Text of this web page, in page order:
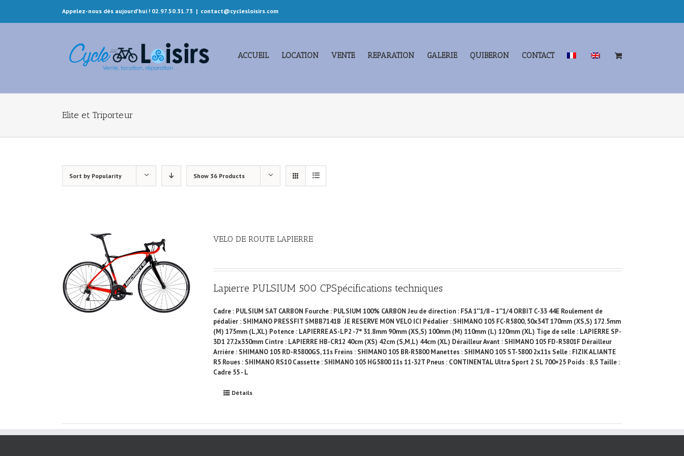
Appelez-nous dès aujourd'hui ! 02.97.50.31.73 | contact@cyclesloisirs.com
ACCUEIL LOCATION VENTE REPARATION GALERIE QUIBERON CONTACT
Elite et Triporteur
Sort by Popularity Show 36 Products
VELO DE ROUTE LAPIERRE
Lapierre PULSIUM 500 CPSpécifications techniques
Cadre : PULSIUM SAT CARBON Fourche : PULSIUM 100% CARBON Jeu de direction : FSA 1″1/8 – 1″1/4 ORBIT C-33 44E Roulement de
pédalier : SHIMANO PRESSFIT SMBB7141B JE RESERVE MON VELO ICI Pédalier : SHIMANO 105 FC-R5800, 50x34T 170mm (XS,S) 172.5mm
(M) 175mm (L,XL) Potence : LAPIERRE AS-LP2 -7° 31.8mm 90mm (XS,S) 100mm (M) 110mm (L) 120mm (XL) Tige de selle : LAPIERRE SP-
3D1 27.2x350mm Cintre : LAPIERRE HB-CR12 40cm (XS) 42cm (S,M,L) 44cm (XL) Dérailleur Avant : SHIMANO 105 FD-R5801F Dérailleur
Arrière : SHIMANO 105 RD-R5800GS, 11s Freins : SHIMANO 105 BR-R5800 Manettes : SHIMANO 105 ST-5800 2x11s Selle : FIZIK ALIANTE
R5 Roues : SHIMANO RS10 Cassette : SHIMANO 105 HG5800 11s 11-32T Pneus : CONTINENTAL Ultra Sport 2 SL 700×25 Poids : 8,5 Taille :
Cadre 55 - L
Détails